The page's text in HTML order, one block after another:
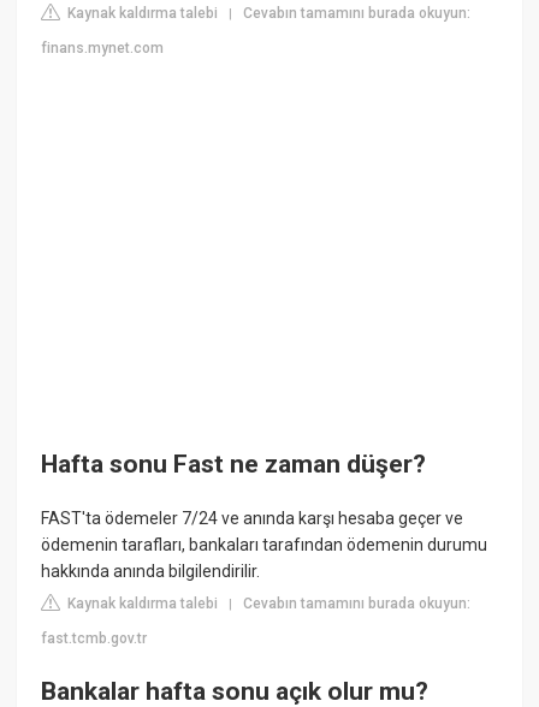
Kaynak kaldırma talebi |Cevabın tamamını burada okuyun:
finans.mynet.com
Hafta sonu Fast ne zaman düşer?
FAST'ta ödemeler 7/24 ve anında karşı hesaba geçer ve
ödemenin tarafları, bankaları tarafından ödemenin durumu
hakkında anında bilgilendirilir.
Kaynak kaldırma talebi |Cevabın tamamını burada okuyun:
fast.tcmb.gov.tr
Bankalar hafta sonu açık olur mu?